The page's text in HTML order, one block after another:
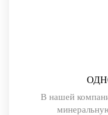
В нашей